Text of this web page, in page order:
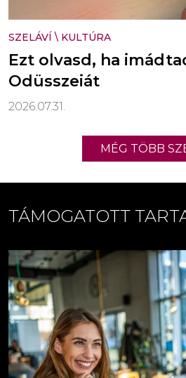
SZELÁVÍ \ KULTÚRA
Ezt olvasd, ha
Odüsszeiát
2026.07.31.
MÉG TÖBB
TÁMOGATOTT